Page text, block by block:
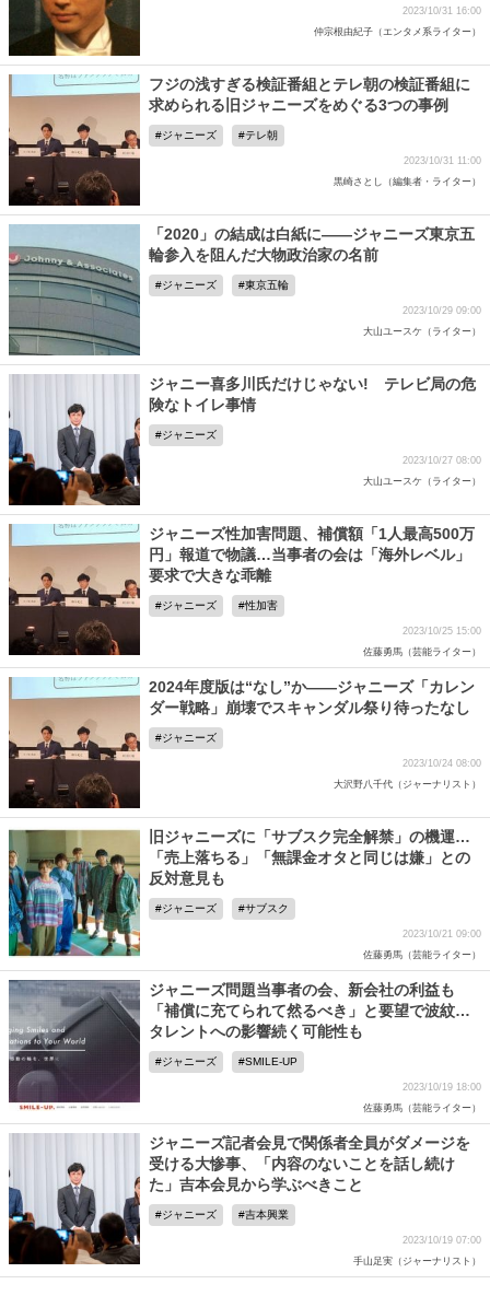
2023/10/31 16:00
仲宗根由紀子（エンタメ系ライター）
フジの浅すぎる検証番組とテレ朝の検証番組に
求められる旧ジャニーズをめぐる3つの事例
ジャニーズ テレ朝
2023/10/31 11:00
黒崎さとし（編集者・ライター）
「2020」の結成は白紙に――ジャニーズ東京五
輪参入を阻んだ大物政治家の名前
ジャニーズ 東京五輪
2023/10/29 09:00
大山ユースケ（ライター）
ジャニー喜多川氏だけじゃない! テレビ局の危
険なトイレ事情
ジャニーズ
2023/10/27 08:00
大山ユースケ（ライター）
ジャニーズ性加害問題、補償額「1人最高500万
円」報道で物議…当事者の会は「海外レベル」
要求で大きな乖離
ジャニーズ 性加害
2023/10/25 15:00
佐藤勇馬（芸能ライター）
2024年度版は“なし”か――ジャニーズ「カレン
ダー戦略」崩壊でスキャンダル祭り待ったなし
ジャニーズ
2023/10/24 08:00
大沢野八千代（ジャーナリスト）
旧ジャニーズに「サブスク完全解禁」の機運…
「売上落ちる」「無課金オタと同じは嫌」との
反対意見も
ジャニーズ サブスク
2023/10/21 09:00
佐藤勇馬（芸能ライター）
ジャニーズ問題当事者の会、新会社の利益も
「補償に充てられて然るべき」と要望で波紋…
タレントへの影響続く可能性も
ジャニーズ SMILE-UP
2023/10/19 18:00
佐藤勇馬（芸能ライター）
ジャニーズ記者会見で関係者全員がダメージを
受ける大惨事、「内容のないことを話し続け
た」吉本会見から学ぶべきこと
ジャニーズ 吉本興業
2023/10/19 07:00
手山足実（ジャーナリスト）